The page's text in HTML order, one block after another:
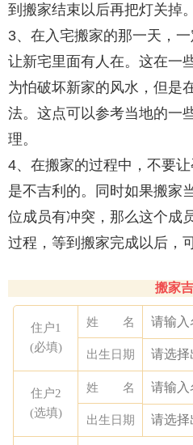
到搬家结束以后再把灯关掉
3、在入宅搬家的那一天，
让新宅里面有人在。这在一
为怕破坏新家的风水，但是
法。这点可以参考当地的一
理。
4、在搬家的过程中，不要
是不吉利的。同时如果搬家
位成员有冲突，那么这个成
过程，等到搬家完成以后，
搬家
住户1
(必填)
姓 名
出生日期
住户2
(选填)
姓 名
出生日期